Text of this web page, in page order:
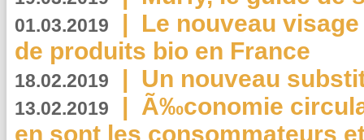
01.03.2019 | Le nouveau
de produits bio en France
18.02.2019 | Un nouveau
13.02.2019 | Ã‰conomie
en sont les consommateurs